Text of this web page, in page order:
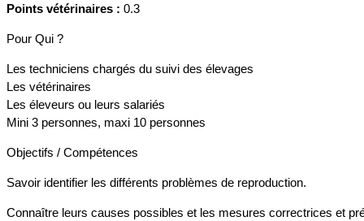
Points vétérinaires : 0.3
Pour Qui ?
Les techniciens chargés du suivi des élevages
Les vétérinaires
Les éleveurs ou leurs salariés
Mini 3 personnes, maxi 10 personnes
Objectifs / Compétences
Savoir identifier les différents problèmes de reproduction.
Connaître leurs causes possibles et les mesures correctrices et